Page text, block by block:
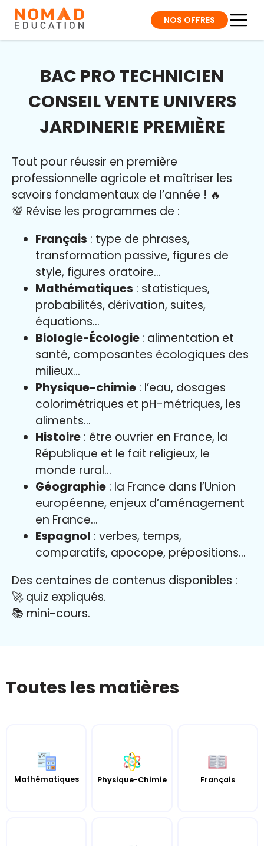
NOS OFFRES
BAC PRO TECHNICIEN
CONSEIL VENTE UNIVERS
JARDINERIE PREMIÈRE
Tout pour réussir en première
professionnelle agricole et maîtriser les
savoirs fondamentaux de l’année ! 🔥
💯 Révise les programmes de :
Français : type de phrases,
transformation passive, figures de
style, figures oratoire…
Mathématiques : statistiques,
probabilités, dérivation, suites,
équations…
Biologie-Écologie: alimentation et
santé, composantes écologiques des
milieux…
Physique-chimie : l’eau, dosages
colorimétriques et pH-métriques, les
aliments…
Histoire : être ouvrier en France, la
République et le fait religieux, le
monde rural…
Géographie : la France dans l’Union
européenne, enjeux d’aménagement
en France…
Espagnol : verbes, temps,
comparatifs, apocope, prépositions…
Des centaines de contenus disponibles :
🚀 quiz expliqués.
📚 mini-cours.
Toutes les matières
Mathématiques Physique-Chimie Français